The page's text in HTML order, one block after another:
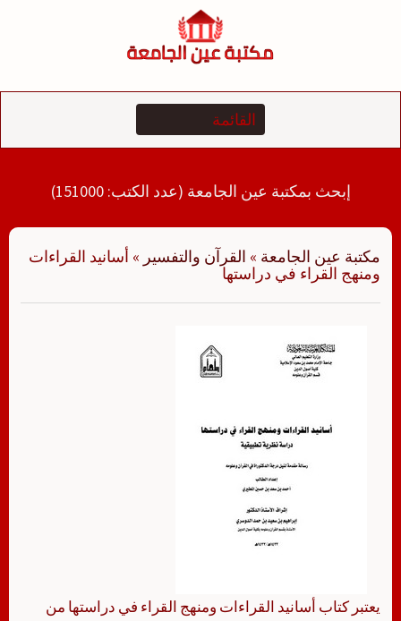
إبحث بمكتبة عين الجامعة (عدد الكتب: 151000)
مكتبة عين الجامعة » القرآن والتفسير » أسانيد القراءات
ومنهج القراء في دراستها
يعتبر كتاب أسانيد القراءات ومنهج القراء في دراستها من